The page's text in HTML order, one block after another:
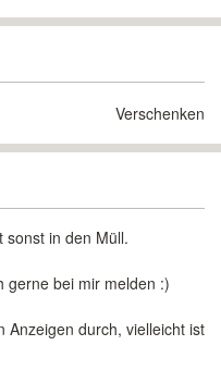
Verschenken
sonst in den Müll.
gerne bei mir melden :)
Anzeigen durch, vielleicht ist